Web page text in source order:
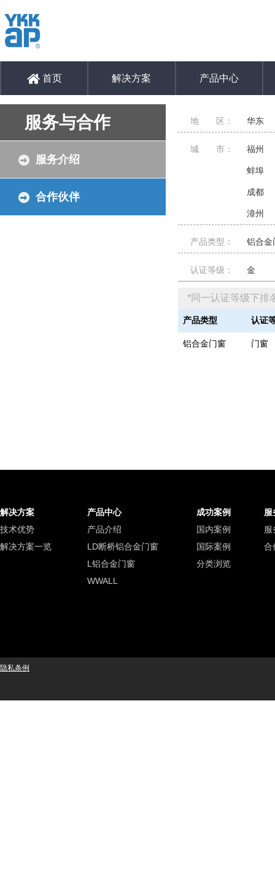
首页 解决方案 产品中心
服务与合作
服务介绍
合作伙伴
地 区： 华东
城 市： 福州
蚌埠
成都
漳州
产品类型： 铝合金
认证等级： 金
*同一认证等级下排
产品类型 认证
铝合金门窗 门窗
解决方案 产品中心 成功案例
服
技术优势
产品介绍 国内案例
服
解决方案一览
LD断桥铝合金门窗 国际案例
合
L铝合金门窗
分类浏览
WWALL
隐私条例